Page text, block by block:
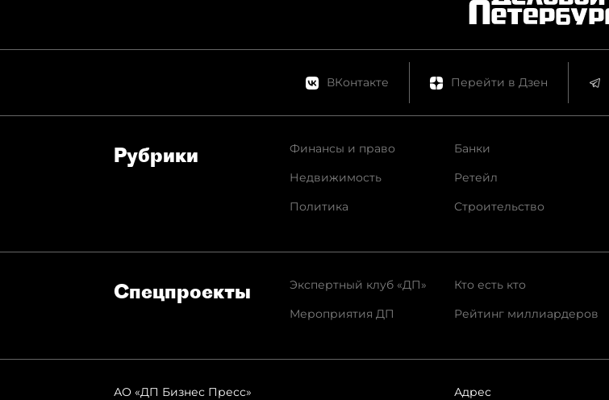
ВКонтакте Перейти в Дзен
Рубрики
Финансы и право
Недвижимость
Политика
Банки
Ретейл
Строительство
Спец­проекты
Экспертный клуб «ДП»
Мероприятия ДП
Кто есть кто
Рейтинг миллиардеров
АО «ДП Бизнес Пресс»
Адрес